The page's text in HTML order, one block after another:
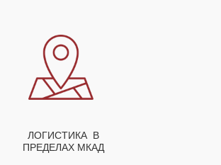
ЛОГИСТИКА В
ПРЕДЕЛАХ МКАД